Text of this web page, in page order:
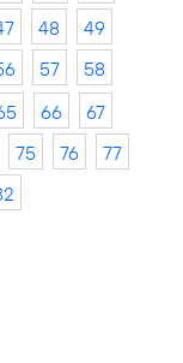
48
49
57
58
66
67
75 76
77